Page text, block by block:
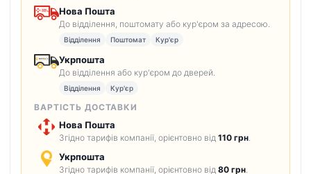
Нова Пошта
До відділення, поштомату або кур'єром за адресою.
Відділення Поштомат Кур'єр
Укрпошта
До відділення або кур'єром до дверей.
Відділення Кур'єр
ВАРТІСТЬ ДОСТАВКИ
Нова Пошта
Згідно тарифів компанії, орієнтовно від 110 грн
Укрпошта
Згідно тарифів компанії, орієнтовно від 80 грн